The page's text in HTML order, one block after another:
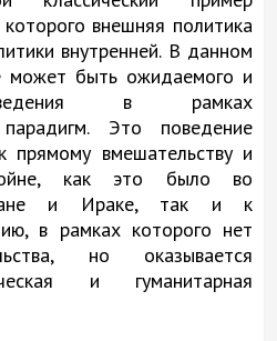
которого внешняя политика
внутренней. В данном
может быть ожидаемого и
в рамках
парадигм. Это поведение
прямому вмешательству и
как это было во
и Ираке, так и к
в рамках которого нет
но оказывается
и гуманитарная